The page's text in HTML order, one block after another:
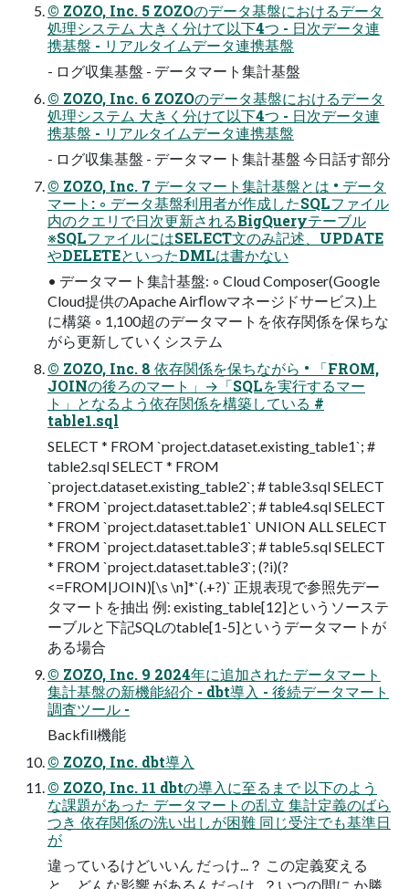
© ZOZO, Inc. 5 ZOZOのデータ基盤におけるデータ
処理システム 大きく分けて以下4つ - 日次データ連
携基盤 - リアルタイムデータ連携基盤
- ログ収集基盤 - データマート集計基盤
© ZOZO, Inc. 6 ZOZOのデータ基盤におけるデータ
処理システム 大きく分けて以下4つ - 日次データ連
携基盤 - リアルタイムデータ連携基盤
- ログ収集基盤 - データマート集計基盤 今日話す部分
© ZOZO, Inc. 7 データマート集計基盤とは • データ
マート: ◦ データ基盤利用者が作成したSQLファイル
内のクエリで日次更新されるBigQueryテーブル
※SQLファイルにはSELECT文のみ記述、UPDATE
やDELETEといったDMLは書かない
• データマート集計基盤: ◦ Cloud Composer(Google
Cloud提供のApache Airﬂowマネージドサービス)上
に構築 ◦ 1,100超のデータマートを依存関係を保ちな
がら更新していくシステム
© ZOZO, Inc. 8 依存関係を保ちながら • 「FROM,
JOINの後ろのマート」→「SQLを実行するマー
ト」となるよう依存関係を構築している #
table1.sql
SELECT * FROM `project.dataset.existing_table1`; #
table2.sql SELECT * FROM
`project.dataset.existing_table2`; # table3.sql SELECT
* FROM `project.dataset.table2`; # table4.sql SELECT
* FROM `project.dataset.table1` UNION ALL SELECT
* FROM `project.dataset.table3`; # table5.sql SELECT
* FROM `project.dataset.table3`; (?i)(?
<=FROM|JOIN)[\s \n]*`(.+?)` 正規表現で参照先デー
タマートを抽出 例: existing_table[12]というソーステ
ーブルと下記SQLのtable[1-5]というデータマートが
ある場合
© ZOZO, Inc. 9 2024年に追加されたデータマート
集計基盤の新機能紹介 - dbt導入 - 後続データマート
調査ツール -
Backﬁll機能
© ZOZO, Inc. dbt導入
© ZOZO, Inc. 11 dbtの導入に至るまで 以下のよう
な課題があった データマートの乱立 集計定義のばら
つき 依存関係の洗い出しが困難 同じ受注でも基準日
が
違っているけどいいん だっけ...？ この定義変える
と、どんな影響 があるんだっけ...？いつの間に か勝